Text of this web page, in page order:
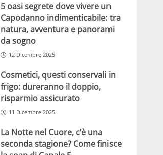
5 oasi segrete dove vivere un
Capodanno indimenticabile: tra
natura, avventura e panorami
da sogno
12 Dicembre 2025
Cosmetici, questi conservali in
frigo: dureranno il doppio,
risparmio assicurato
11 Dicembre 2025
La Notte nel Cuore, c’è una
seconda stagione? Come finisce